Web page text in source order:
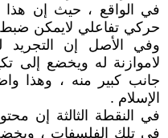
في الواقع ، حيث إن هذا
حركي تفاعلي لايمكن
وفي الأصل إن التجريد
لاموازنة له ويخضع إلى
جانب كبير منه ، وهذا
الإسلام .
في النقطة الثالثة إن
في تلك الفلسفات ،